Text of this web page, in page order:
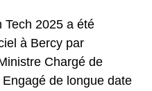
Tech 2025 a été
à Bercy par
Chargé de
Engagé de longue date